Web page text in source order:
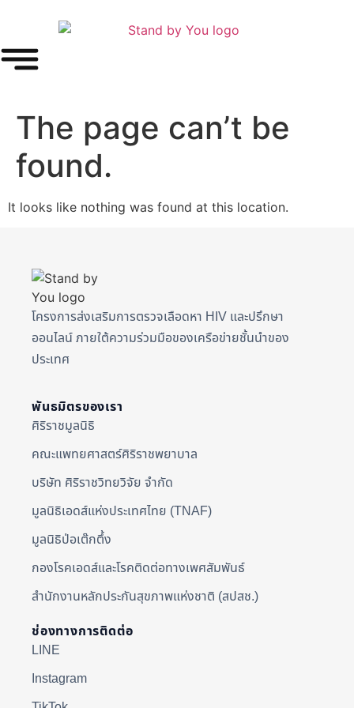
The page can’t be
found.
It looks like nothing was found at this location.
โครงการส่งเสริมการตรวจเลือดหา HIV และปรึกษา
ออนไลน์ ภายใต้ความร่วมมือของเครือข่ายชั้นนำของ
ประเทศ
พันธมิตรของเรา
ศิริราชมูลนิธิ
คณะแพทยศาสตร์ศิริราชพยาบาล
บริษัท ศิริราชวิทยวิจัย จำกัด
มูลนิธิเอดส์แห่งประเทศไทย (TNAF)
มูลนิธิป่อเต๊กตึ้ง
กองโรคเอดส์และโรคติดต่อทางเพศสัมพันธ์
สำนักงานหลักประกันสุขภาพแห่งชาติ (สปสช.)
ช่องทางการติดต่อ
LINE
Instagram